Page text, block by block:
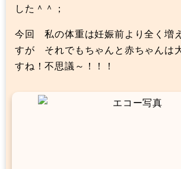
した＾＾；
今回 私の体重は妊娠前より全く増
すが それでもちゃんと赤ちゃんは
すね！不思議～！！！